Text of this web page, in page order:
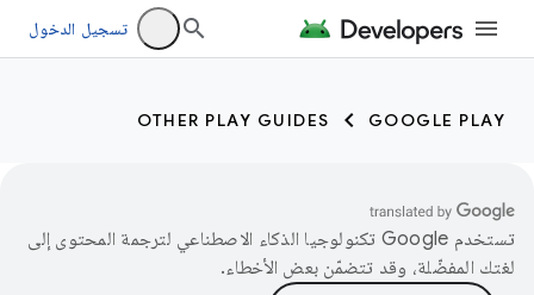
تسجيل الدخول
GOOGLE PLAY
OTHER PLAY GUIDES
تستخدم Google تكنولوجيا الذكاء الاصطناعي لترجمة المحتوى إلى
لغتك المفضّلة، وقد تتضمّن بعض الأخطاء.